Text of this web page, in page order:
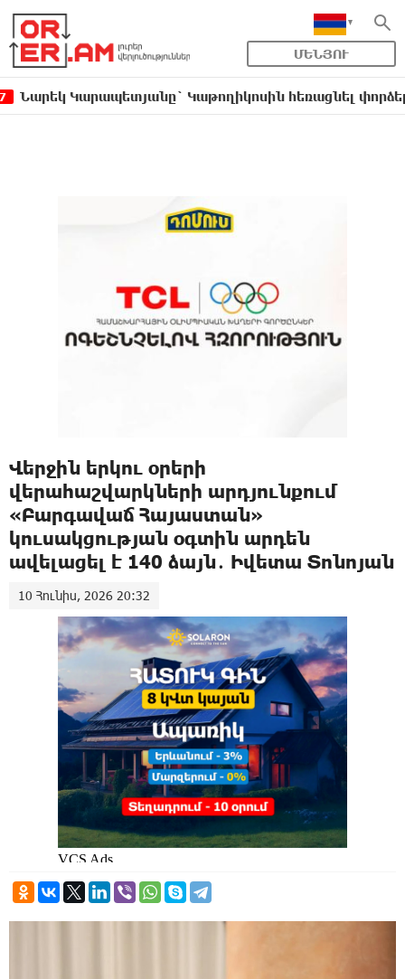
ՄԵՆՅՈՒ
Կաթողիկոսին հեռացնել փորձելու
Վերջին երկու օրերի
վերահաշվարկների արդյունքում
«Բարգավաճ Հայաստան»
կուսակցության օգտին արդեն
ավելացել է 140 ձայն․ Իվետա Տոնոյան
10 Հունիս, 2026 20:32